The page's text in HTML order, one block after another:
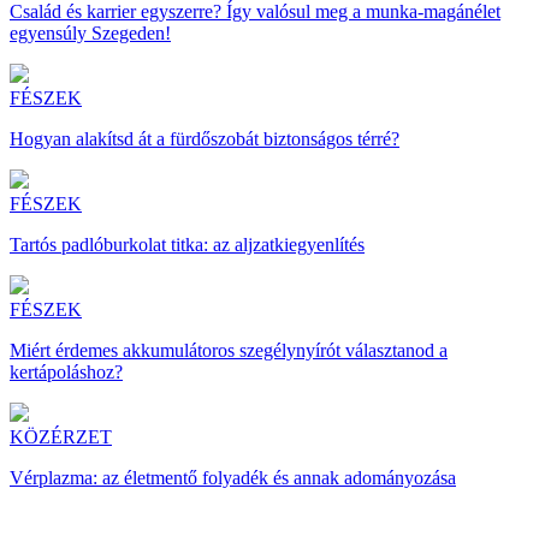
Család és karrier egyszerre? Így valósul meg a munka-magánélet
egyensúly Szegeden!
FÉSZEK
Hogyan alakítsd át a fürdőszobát biztonságos térré?
FÉSZEK
Tartós padlóburkolat titka: az aljzatkiegyenlítés
FÉSZEK
Miért érdemes akkumulátoros szegélynyírót választanod a
kertápoláshoz?
KÖZÉRZET
Vérplazma: az életmentő folyadék és annak adományozása